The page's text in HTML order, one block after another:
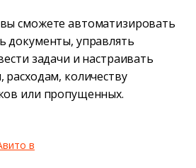
сможете автоматизировать
документы, управлять
задачи и настраивать
количеству
или пропущенных.
в